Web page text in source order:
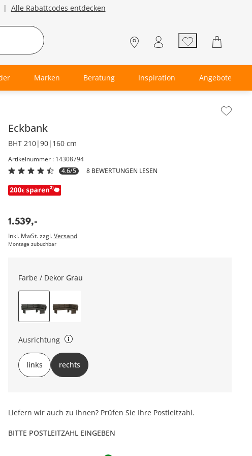
| Alle Rabattcodes entdecken
Marken Beratung Inspiration Angebote
Eckbank
BHT 210|90|160 cm
Artikelnummer : 14308794
4.6/5
8 BEWERTUNGEN LESEN
1.539,-
Inkl. MwSt. zzgl.Versand
Montage zubuchbar
Farbe / Dekor Grau
Ausrichtung
Gibt an, auf welcher Seite der kurze Schenkel ist.
links rechts
Liefern wir auch zu Ihnen? Prüfen Sie Ihre Postleitzahl.
BITTE POSTLEITZAHL EINGEBEN